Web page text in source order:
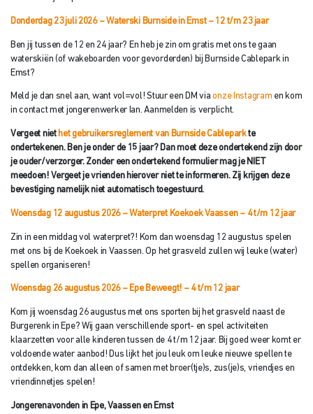
Donderdag 23 juli 2026 –Waterski Burnside in Emst – 12 t/m 23 jaar
Ben jij tussen de 12 en 24 jaar? En heb je zin om gratis met ons te gaan
waterskiën (of wakeboarden voor gevorderden) bij Burnside Cablepark in
Emst?
Meld je dan snel aan, want vol=vol! Stuur een DM viaonze Instagram en kom
in contact met jongerenwerker Ian. Aanmelden is verplicht.
Vergeet niet het gebruikersreglement van Burnside Cableparkte
ondertekenen. Ben je onder de 15 jaar? Dan moet deze ondertekend zijndoor
je ouder/verzorger. Zonder een ondertekend formulier mag je NIET
meedoen! Vergeet je vrienden hierover niet te informeren. Zij krijgen deze
bevestiging namelijk niet automatisch toegestuurd.
Woensdag 12 augustus 2026 – Waterpret Koekoek Vaassen– 4 t/m 12 jaar
Zin in een middag vol waterpret?! Kom dan woensdag 12 augustus spelen
met ons bij de Koekoek in Vaassen. Op het grasveld zullen wij leuke (water)
spellen organiseren!
Woensdag 26 augustus 2026 – Epe Beweegt!– 4 t/m 12 jaar
Kom jij woensdag 26 augustus met ons sporten bij het grasveld naast de
Burgerenk in Epe? Wij gaan verschillende sport- en spel activiteiten
klaarzetten voor alle kinderen tussen de 4 t/m 12 jaar. Bij goed weer komt er
voldoende water aanbod! Dus lijkt het jou leuk om leuke nieuwe spellen te
ontdekken, kom dan alleen of samen met broer(tje)s, zus(je)s, vriendjes en
vriendinnetjes spelen!
Jongerenavonden in Epe, Vaassen en Emst